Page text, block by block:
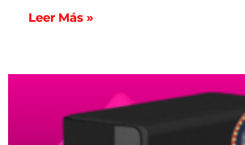
Leer Más »